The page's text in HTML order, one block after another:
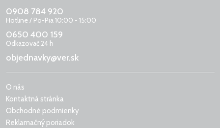
0908 784 920
Hotline / Po-Pia 10:00 - 15:00
0650 400 159
Odkazovač 24 h
objednavky@ver.sk
O nás
Kontaktná stránka
Obchodné podmienky
Reklamačný poriadok